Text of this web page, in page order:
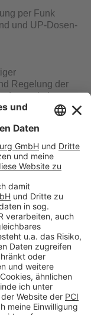
per Funk
und UP-Dosen-
Regelung der
mit der
Einstellung der
erfolgt